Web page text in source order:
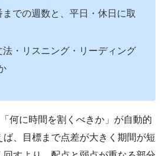
までの週数と、平日・休日に取
法・リスニング・リーディング
何に時間を割くべきか」が自動的
、目標まで点差が大きく期間が短